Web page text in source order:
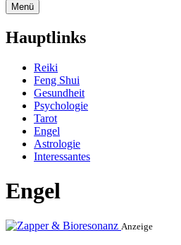
Menü
Hauptlinks
Reiki
Feng Shui
Gesundheit
Psychologie
Tarot
Engel
Astrologie
Interessantes
Engel
Anzeige